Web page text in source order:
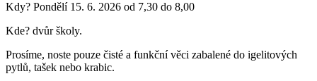
Kdy? Pondělí 15. 6. 2026 od 7,30 do 8,00
Kde? dvůr školy.
Prosíme, noste pouze čisté a funkční věci zabalené do igelitových
pytlů, tašek nebo krabic.